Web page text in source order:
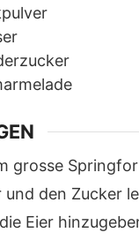
grosse
und den Zucker
Eier